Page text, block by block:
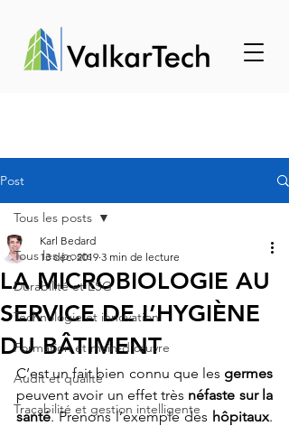
Post
Tous les posts
Durabilité et ESG
Technologie et innovation
Formation et main-d'œuvre
Audit et qualité
Traçabilité et gestion intelligente
Tous les posts
LA MICROBIOLOGIE AU
SERVICE DE L’HYGIÈNE
DU BÂTIMENT
Karl Bedard
13 déc. 2019 3 min de lecture
C’est un fait bien connu que les germes
peuvent avoir un effet très néfaste sur la
santé. Prenons l’exemple des hôpitaux.